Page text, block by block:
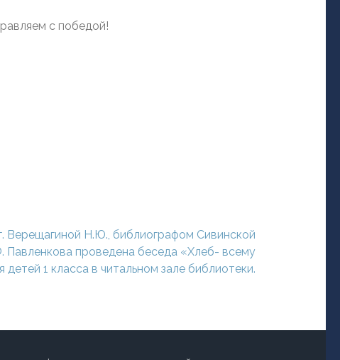
с победой!
Верещагиной Н.Ю., библиографом Сивинской
Павленкова проведена беседа «Хлеб- всему
детей 1 класса в читальном зале библиотеки.